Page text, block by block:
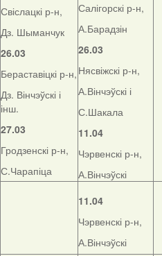
Свіслацкі р-н,
Дз. Шыманчук
26.03
Бераставіцкі р-н,
Дз. Вінчэўскі і
інш.
27.03
Гродзенскі р-н,
С.Чарапіца
Салігорскі р-н,
А.Барадзін
26.03
Нясвіжскі р-н,
А.Вінчэўскі і
С.Шакала
11.04
Чэрвенскі р-н,
А.Вінчэўскі
11.04
Чэрвенскі р-н,
А.Вінчэўскі